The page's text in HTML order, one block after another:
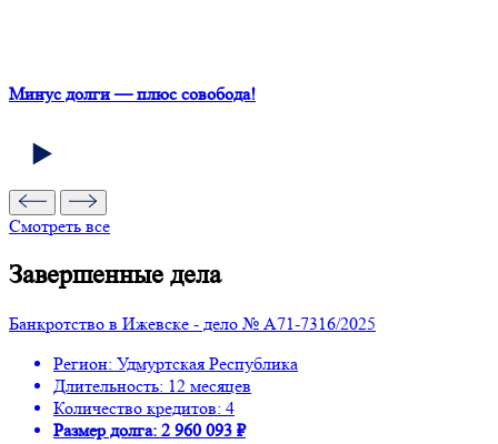
Минус долги — плюс совобода!
Смотреть все
Завершенные дела
Банкротство в Ижевске - дело № А71-7316/2025
Регион: Удмуртская Республика
Длительность: 12 месяцев
Количество кредитов: 4
Размер долга: 2 960 093 ₽